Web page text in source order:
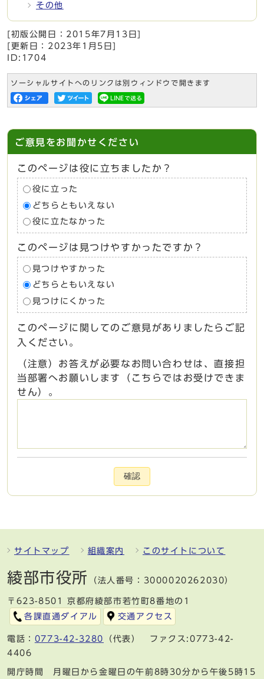
その他
[初版公開日： 2015年7月13日
[更新日： 2023年1月5日
ID:1704
ソーシャルサイトへのリンクは別ウィンドウで開きます
ご意見をお聞かせください
このページは役に立ちましたか？
役に立った
どちらともいえない
役に立たなかった
このページは見つけやすかったですか？
見つけやすかった
どちらともいえない
見つけにくかった
このページに関してのご意見がありましたらご記
入ください。
（注意）お答えが必要なお問い合わせは、直接担
当部署へお願いします（こちらではお受けできま
せん）。
確認
サイトマップ 組織案内 このサイトについて
綾部市役所 （法人番号：3000020262030）
〒623-8501 京都府綾部市若竹町8番地の1
各課直通ダイアル
交通アクセス
電話： 0773-42-3280
（代表） ファクス:0773-42-
4406
開庁時間 月曜日から金曜日の午前8時30分から午後5時15